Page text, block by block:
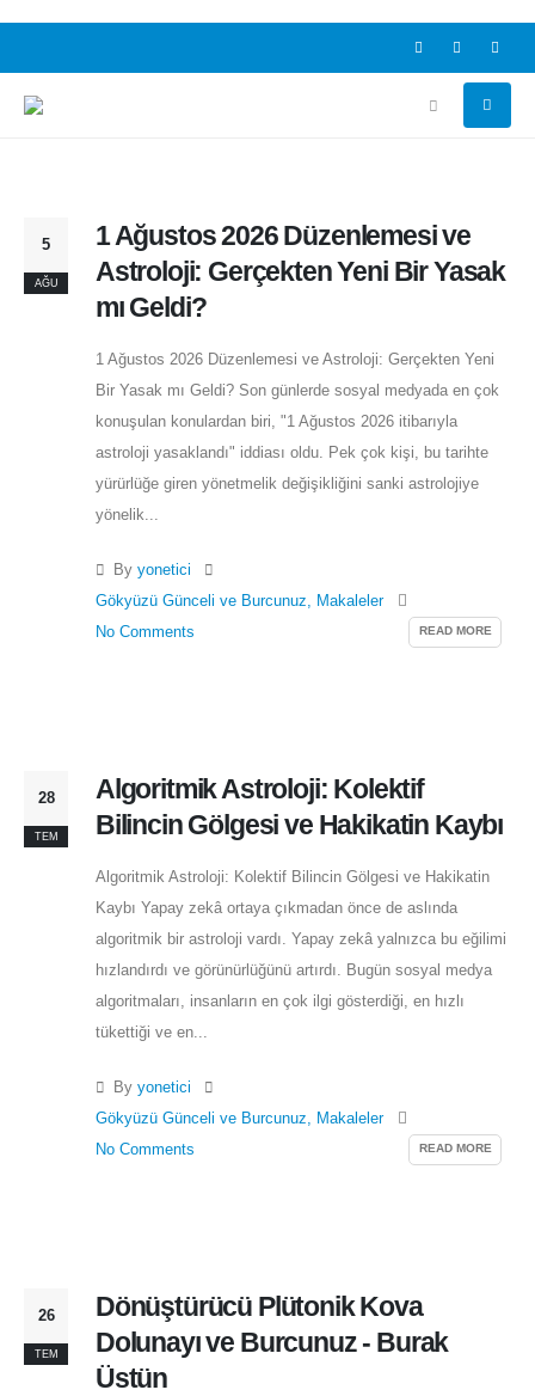
5
AĞU
1 Ağustos 2026 Düzenlemesi ve
Astroloji: Gerçekten Yeni Bir Yasak
mı Geldi?
1 Ağustos 2026 Düzenlemesi ve Astroloji: Gerçekten Yeni
Bir Yasak mı Geldi? Son günlerde sosyal medyada en çok
konuşulan konulardan biri, "1 Ağustos 2026 itibarıyla
astroloji yasaklandı" iddiası oldu. Pek çok kişi, bu tarihte
yürürlüğe giren yönetmelik değişikliğini sanki astrolojiye
yönelik...
By yonetici
Gökyüzü Günceli ve Burcunuz, Makaleler
No Comments
READ MORE
28
TEM
Algoritmik Astroloji: Kolektif
Bilincin Gölgesi ve Hakikatin Kaybı
Algoritmik Astroloji: Kolektif Bilincin Gölgesi ve Hakikatin
Kaybı Yapay zekâ ortaya çıkmadan önce de aslında
algoritmik bir astroloji vardı. Yapay zekâ yalnızca bu eğilimi
hızlandırdı ve görünürlüğünü artırdı. Bugün sosyal medya
algoritmaları, insanların en çok ilgi gösterdiği, en hızlı
tükettiği ve en...
By yonetici
Gökyüzü Günceli ve Burcunuz, Makaleler
No Comments
READ MORE
26
TEM
Dönüştürücü Plütonik Kova
Dolunayı ve Burcunuz - Burak
Üstün